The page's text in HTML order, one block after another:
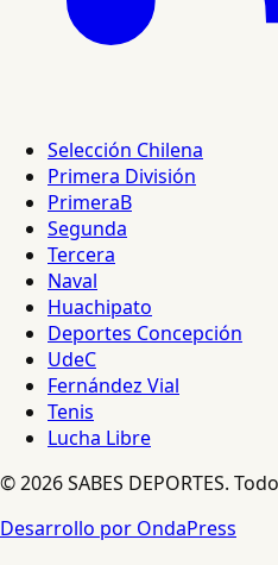
Selección Chilena
Primera División
PrimeraB
Segunda
Tercera
Naval
Huachipato
Deportes Concepción
UdeC
Fernández Vial
Tenis
Lucha Libre
© 2026 SABES DEPORTES.
Desarrollo por OndaPress